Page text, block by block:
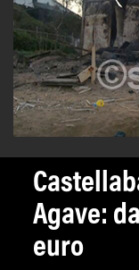
Agave:
euro